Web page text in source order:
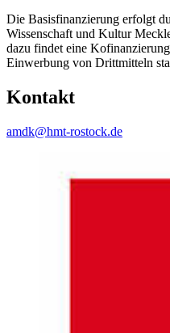
Die Basisfinanzierung erfolgt
Wissenschaft und Kultur
dazu findet eine
Einwerbung von Drittmitteln
Kontakt
amdk@hmt-rostock.de